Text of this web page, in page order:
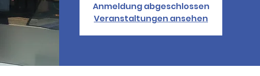
Anmeldung abgeschlossen
Veranstaltungen ansehen